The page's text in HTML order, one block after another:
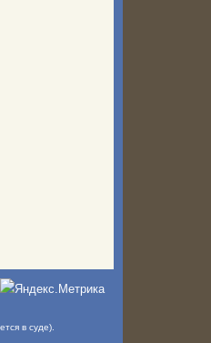
в суде).